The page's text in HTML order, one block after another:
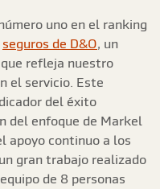
uno en el ranking
seguros de D&O, un
refleja nuestro
el servicio. Este
del éxito
del enfoque de Markel
apoyo continuo a los
gran trabajo realizado
de 8 personas